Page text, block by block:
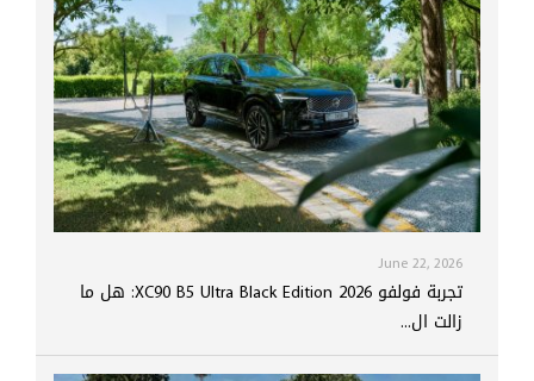
June 22, 2026
تجربة فولفو XC90 B5 Ultra Black Edition 2026: هل ما
زالت ال...